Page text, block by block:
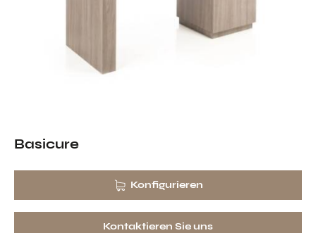
Basicure
Konfigurieren
Kontaktieren Sie uns